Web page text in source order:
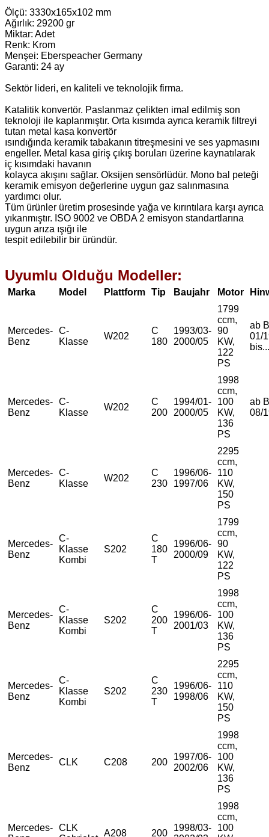
Ölçü: 3330x165x102 mm
Ağırlık: 29200 gr
Miktar: Adet
Renk: Krom
Menşei: Eberspeacher Germany
Garanti: 24 ay
Sektör lideri, en kaliteli ve teknolojik firma.
Katalitik konvertör. Paslanmaz çelikten imal edilmiş son
teknoloji ile kaplanmıştır. Orta kısımda ayrıca keramik filtreyi
tutan metal kasa konvertör
ısındığında keramik tabakanın titreşmesini ve ses yapmasını
engeller. Metal kasa giriş çıkış boruları üzerine kaynatılarak
iç kısımdaki havanın
kolayca akışını sağlar. Oksijen sensörlüdür. Mono bal peteği
keramik emisyon değerlerine uygun gaz salınmasına
yardımcı olur.
Tüm ürünler üretim prosesinde yağa ve kırıntılara karşı ayrıca
yıkanmıştır. ISO 9002 ve OBDA 2 emisyon standartlarına
uygun arıza ışığı ile
tespit edilebilir bir üründür.
Uyumlu Olduğu Modeller:
Marka Model Plattform Tip Baujahr Motor
Mercedes-
Benz
C-
Klasse
W202
C
180
1993/03-
2000/05
1799
ccm,
90
KW,
122
PS
ab
01/
bis...
Mercedes-
Benz
C-
Klasse
W202
C
200
1994/01-
2000/05
1998
ccm,
100
KW,
136
PS
ab
08/
Mercedes-
Benz
C-
Klasse
W202
C
230
1996/06-
1997/06
2295
ccm,
110
KW,
150
PS
Mercedes-
Benz
C-
Klasse
Kombi
S202
C
180
T
1996/06-
2000/09
1799
ccm,
90
KW,
122
PS
Mercedes-
Benz
C-
Klasse
Kombi
S202
C
200
T
1996/06-
2001/03
1998
ccm,
100
KW,
136
PS
Mercedes-
Benz
C-
Klasse
Kombi
S202
C
230
T
1996/06-
1998/06
2295
ccm,
110
KW,
150
PS
Mercedes-
Benz
CLK C208 200
1997/06-
2002/06
1998
ccm,
100
KW,
136
PS
Mercedes- CLK
A208 200
1998/03-
1998
ccm,
100